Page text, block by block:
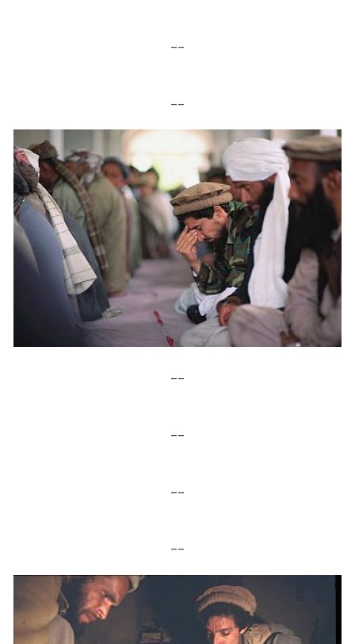
__
__
__
__
__
__